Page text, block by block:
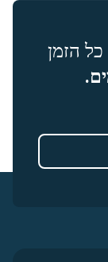
הזמן